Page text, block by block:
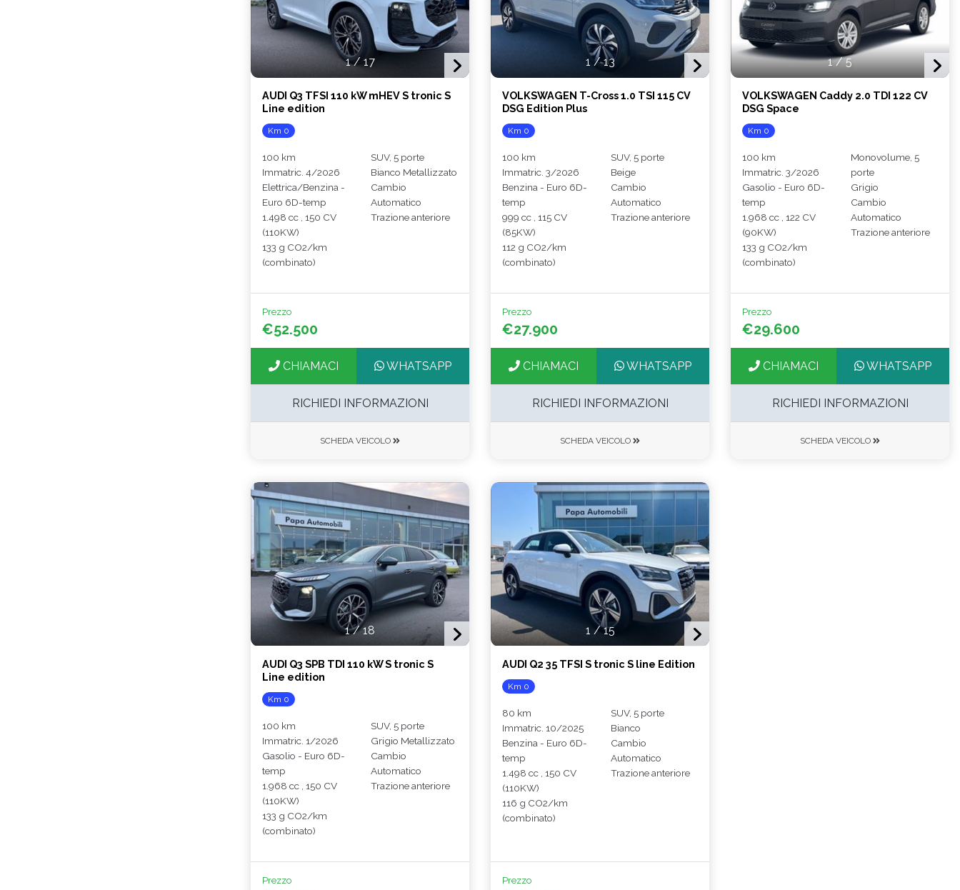
1/ 17
AUDI Q3 TFSI 110 kW mHEV S tronic S
Line edition
Km 0
100 km
Immatric. 4/2026
Elettrica/Benzina -
Euro 6D-temp
1.498 cc , 150 CV
(110KW)
133 g CO2/km
(combinato)
SUV, 5 porte
Bianco Metallizzato
Cambio
Automatico
Trazione anteriore
Prezzo
€52.500
CHIAMACI WHATSAPP
RICHIEDI INFORMAZIONI
SCHEDA VEICOLO
1 /13
VOLKSWAGEN T-Cross 1.0 TSI 115 CV
DSG Edition Plus
Km 0
100 km
Immatric. 3/2026
Benzina - Euro 6D-
temp
999 cc , 115 CV
(85KW)
112 g CO2/km
(combinato)
SUV, 5 porte
Beige
Cambio
Automatico
Trazione anteriore
Prezzo
€27.900
CHIAMACI WHATSAPP
RICHIEDI INFORMAZIONI
SCHEDA VEICOLO
1/5
VOLKSWAGEN Caddy 2.0 TDI 122 CV
DSG Space
Km 0
100 km
Immatric. 3/2026
Gasolio - Euro 6D-
temp
1.968 cc , 122 CV
(90KW)
133 g CO2/km
(combinato)
Monovolume, 5
porte
Grigio
Cambio
Automatico
Trazione anteriore
Prezzo
€29.600
CHIAMACI WHATSAPP
RICHIEDI INFORMAZIONI
SCHEDA VEICOLO
1/18
AUDI Q3 SPB TDI 110 kW S tronic S
Line edition
Km 0
100 km
Immatric. 1/2026
Gasolio - Euro 6D-
temp
1.968 cc , 150 CV
(110KW)
133 g CO2/km
(combinato)
SUV, 5 porte
Grigio Metallizzato
Cambio
Automatico
Trazione anteriore
Prezzo
1 /15
AUDI Q2 35 TFSI S tronic S line Edition
Km 0
80 km
Immatric. 10/2025
Benzina - Euro 6D-
temp
1.498 cc , 150 CV
(110KW)
116 g CO2/km
(combinato)
SUV, 5 porte
Bianco
Cambio
Automatico
Trazione anteriore
Prezzo